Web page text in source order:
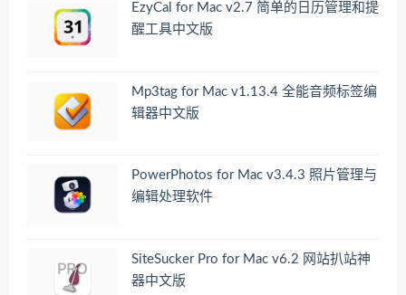
EzyCal for Mac v2.7 简单的日历管理和提
醒工具中文版
Mp3tag for Mac v1.13.4 全能音频标签编
辑器中文版
PowerPhotos for Mac v3.4.3 照片管理与
编辑处理软件
SiteSucker Pro for Mac v6.2 网站扒站神
器中文版